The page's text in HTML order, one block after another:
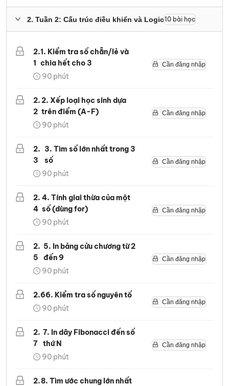
2. Tuần 2: Cấu trúc điều khiển và Logic10 bài học
2.
1
1. Kiểm tra số chẵn/lẻ và
chia hết cho 3
90 phút
Cần đăng nhập
2.
2
2. Xếp loại học sinh dựa
trên điểm (A-F)
90 phút
Cần đăng nhập
2.
3
3. Tìm số lớn nhất trong 3
số
90 phút
Cần đăng nhập
2.
4
4. Tính giai thừa của một
số (dùng for)
90 phút
Cần đăng nhập
2.
5
5. In bảng cửu chương từ 2
đến 9
90 phút
Cần đăng nhập
2.66. Kiểm tra số nguyên tố
90 phút
Cần đăng nhập
2.
7
7. In dãy Fibonacci đến số
thứ N
90 phút
Cần đăng nhập
2.8. Tìm ước chung lớn nhất